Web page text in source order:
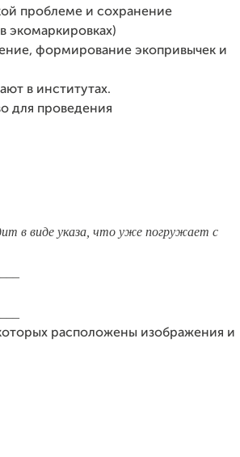
проблеме и сохранение
экомаркировках)
формирование экопривычек и
в институтах.
для проведения
в виде указа, что уже погружает с
расположены изображения и